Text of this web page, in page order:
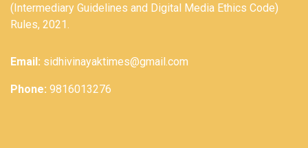
(Intermediary Guidelines and Digital Media Ethics Code)
Rules, 2021.
Email: sidhivinayaktimes@gmail.com
Phone: 9816013276